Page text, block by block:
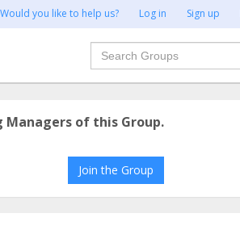
Would you like to help us? Log in Sign up
Search
of this Group.
Join the Group